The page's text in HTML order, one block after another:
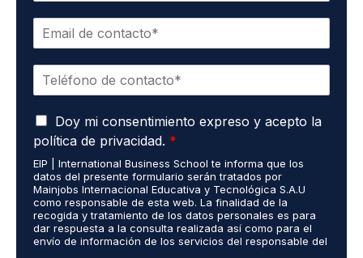
e
l
c
t
r
ó
n
é
f
o
n
o
*
A
c
u
e
r
d
o
R
G
Doy mi consentimiento expreso y acepto la
política de privacidad. *
EIP | International Business School te informa que los
datos del presente formulario serán tratados por
Mainjobs Internacional Educativa y Tecnológica S.A.U
como responsable de esta web. La finalidad de la
recogida y tratamiento de los datos personales es para
dar respuesta a la consulta realizada así como para el
envío de información de los servicios del responsable del